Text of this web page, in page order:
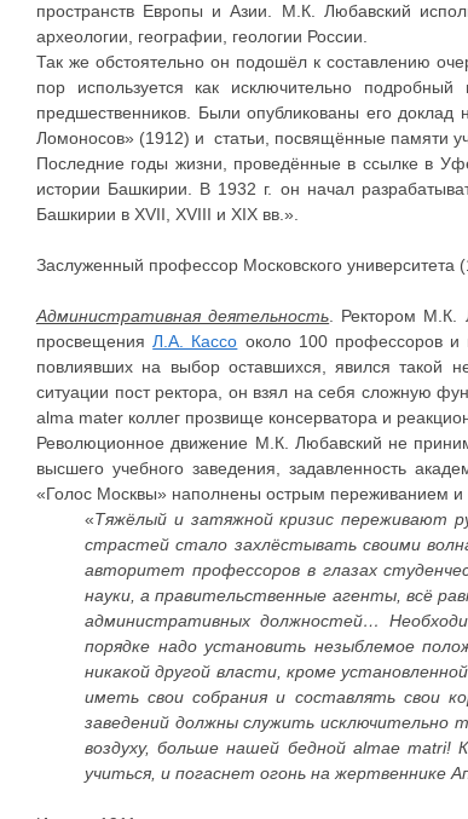
пространств Европы и Азии. М.К. Любавский
археологии, географии, геологии России.
Так же обстоятельно он подошёл к составлению
пор используется как исключительно
предшественников. Были опубликованы его
Ломоносов» (1912) и статьи, посвящённые памяти
Последние годы жизни, проведённые в ссылке в
истории Башкирии. В 1932 г. он начал
Башкирии в XVII, XVIII и XIX вв.».
Заслуженный профессор Московского университета
Административная деятельность . Ректором М.К.
просвещенияЛ.А. Кассо около 100 профессоров и
повлиявших на выбор оставшихся, явился такой
ситуации пост ректора, он взял на себя сложную
alma mater коллег прозвище консерватора и
Революционное движение М.К. Любавский не
высшего учебного заведения, задавленность
«Голос Москвы» наполнены острым переживанием и
«Тяжёлый и затяжной кризис переживают
страстей стало захлёстывать своими
авторитет профессоров в глазах
науки, а правительственные агенты, всё
административных должностей…
порядке надо установить незыблемое
никакой другой власти, кроме
иметь свои собрания и составлять свои
заведений должны служить исключительно
воздуху, больше нашей бедной almaе
учиться, и погаснет огонь на жертвеннике